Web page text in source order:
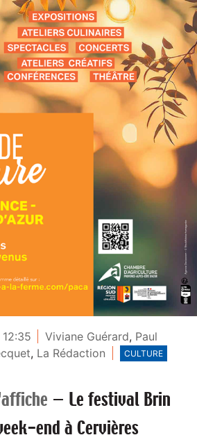
Viviane Guérard, Paul
, La Rédaction CULTURE
— Le festival Brin
end à Cervières